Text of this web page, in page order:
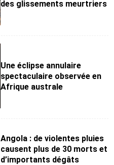
des glissements meurtriers
Une éclipse annulaire
spectaculaire observée en
Afrique australe
Angola : de violentes pluies
causent plus de 30 morts et
d’importants dégâts